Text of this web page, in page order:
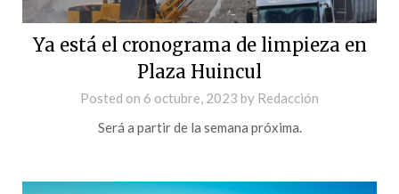
Ya está el cronograma de limpieza en
Plaza Huincul
Posted on 6 octubre, 2023 by Redacción
Será a partir de la semana próxima.